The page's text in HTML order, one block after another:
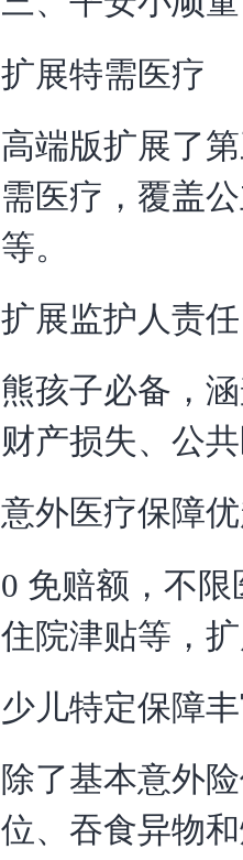
扩展特需医疗
高端版扩展了
需医疗，覆盖
等。
扩展监护人责任
熊孩子必备，
财产损失、公
意外医疗保障
0 免赔额，不
住院津贴等，
少儿特定保障
除了基本意外
位、吞食异物